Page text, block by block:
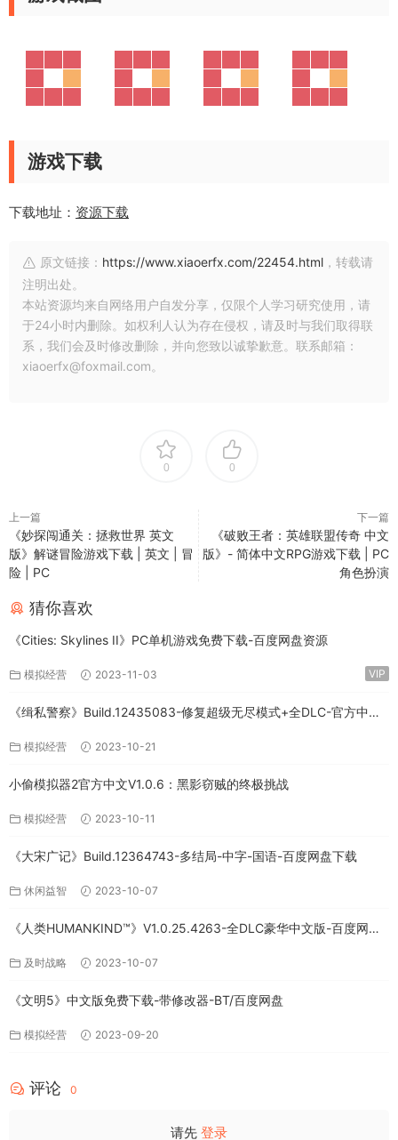
游戏下载
下载地址： 资源下载
原文链接： https://www.xiaoerfx.com/22454.html ，转载请
注明出处。
本站资源均来自网络用户自发分享，仅限个人学习研究使用，请
于24小时内删除。如权利人认为存在侵权，请及时与我们取得联
系，我们会及时修改删除，并向您致以诚挚歉意。联系邮箱：
xiaoerfx@foxmail.com。
0 0
上一篇
《妙探闯通关：拯救世界 英文
版》解谜冒险游戏下载 | 英文 | 冒
险 | PC
下一篇
《破败王者：英雄联盟传奇 中文
版》- 简体中文RPG游戏下载 | PC
角色扮演
猜你喜欢
《Cities: Skylines II》PC单机游戏免费下载-百度网盘资源
模拟经营 2023-11-03 VIP
《缉私警察》Build.12435083-修复超级无尽模式+全DLC-官方中文-
模拟经营 2023-10-21
小偷模拟器2官方中文V1.0.6：黑影窃贼的终极挑战
模拟经营 2023-10-11
《大宋广记》Build.12364743-多结局-中字-国语-百度网盘下载
休闲益智 2023-10-07
《人类HUMANKIND™》V1.0.25.4263-全DLC豪华中文版-百度网盘
及时战略 2023-10-07
《文明5》中文版免费下载-带修改器-BT/百度网盘
模拟经营 2023-09-20
评论 0
请先 登录